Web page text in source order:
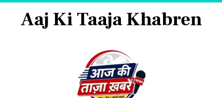
Aaj Ki Taaja Khabren